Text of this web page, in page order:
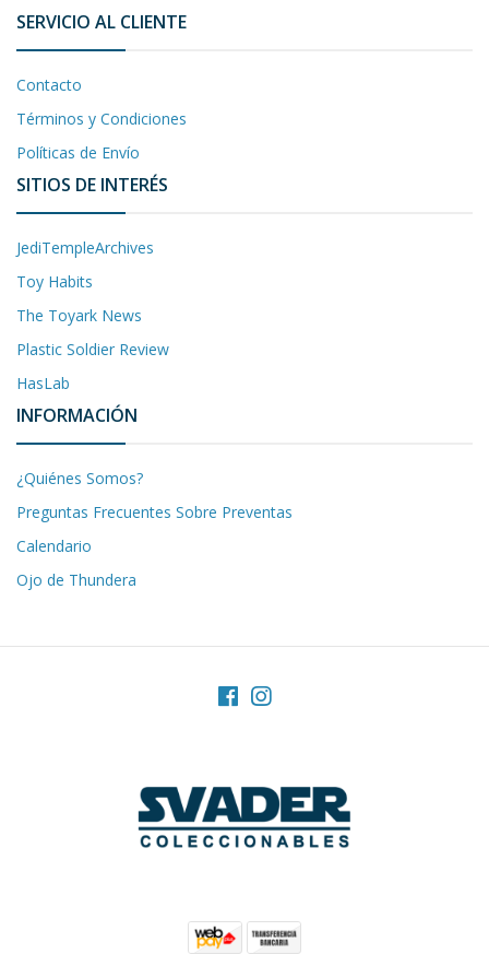
SERVICIO AL CLIENTE
Contacto
Términos y Condiciones
Políticas de Envío
SITIOS DE INTERÉS
JediTempleArchives
Toy Habits
The Toyark News
Plastic Soldier Review
HasLab
INFORMACIÓN
¿Quiénes Somos?
Preguntas Frecuentes Sobre Preventas
Calendario
Ojo de Thundera